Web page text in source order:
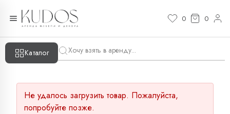
0 0
Каталог
Не удалось загрузить товар. Пожалуйста,
попробуйте позже.